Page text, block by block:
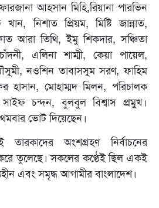
আহসান মিহি,রিয়ানা পারভিন
নিশাত প্রিয়ম, মিষ্টি জান্নাত,
আরা তিথি, ইমু শিকদার, সঞ্চিতা
এলিনা শাম্মী, কেয়া পায়েল,
নওশিন তাবাসসুম সরণ, ফাহিম
হাসান, মোহাম্মদ মিলন, পরিচালক
চন্দন, বুলবুল বিশ্বাস প্রমুখ।
ভোট দিয়েছেন।
অংশগ্রহণ নির্বাচনের
তুলেছে। সকলের কণ্ঠেই ছিল একই
এবং সমৃদ্ধ আগামীর বাংলাদেশ।